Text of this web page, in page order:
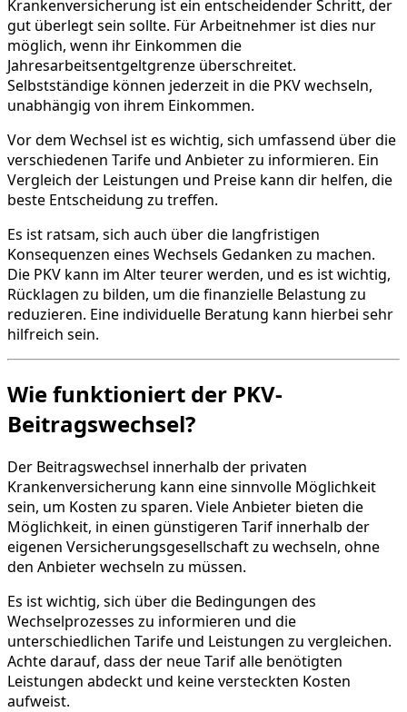
Krankenversicherung ist ein entscheidender Schritt, der
gut überlegt sein sollte. Für Arbeitnehmer ist dies nur
möglich, wenn ihr Einkommen die
Jahresarbeitsentgeltgrenze überschreitet.
Selbstständige können jederzeit in die PKV wechseln,
unabhängig von ihrem Einkommen.
Vor dem Wechsel ist es wichtig, sich umfassend über die
verschiedenen Tarife und Anbieter zu informieren. Ein
Vergleich der Leistungen und Preise kann dir helfen, die
beste Entscheidung zu treffen.
Es ist ratsam, sich auch über die langfristigen
Konsequenzen eines Wechsels Gedanken zu machen.
Die PKV kann im Alter teurer werden, und es ist wichtig,
Rücklagen zu bilden, um die finanzielle Belastung zu
reduzieren. Eine individuelle Beratung kann hierbei sehr
hilfreich sein.
Wie funktioniert der PKV-
Beitragswechsel?
Der Beitragswechsel innerhalb der privaten
Krankenversicherung kann eine sinnvolle Möglichkeit
sein, um Kosten zu sparen. Viele Anbieter bieten die
Möglichkeit, in einen günstigeren Tarif innerhalb der
eigenen Versicherungsgesellschaft zu wechseln, ohne
den Anbieter wechseln zu müssen.
Es ist wichtig, sich über die Bedingungen des
Wechselprozesses zu informieren und die
unterschiedlichen Tarife und Leistungen zu vergleichen.
Achte darauf, dass der neue Tarif alle benötigten
Leistungen abdeckt und keine versteckten Kosten
aufweist.